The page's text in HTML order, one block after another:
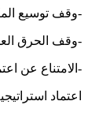
وقف توسيع المكبات البحرية وتلوث البحر؛-
وقف الحرق العشوائي للنفايات في لبنان-
الامتناع عن اعتماد المحارق للتخلص من النفايات الصلبة المنزلية في لبنان-
اعتماد